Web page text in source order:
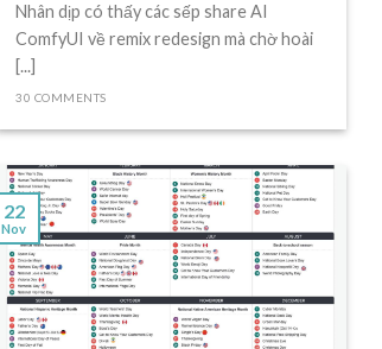
Nhân dịp có thấy các sếp share AI
ComfyUI về remix redesign mà chờ hoài
[...]
30 COMMENTS
22
Nov